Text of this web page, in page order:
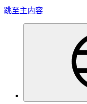
跳至主内容